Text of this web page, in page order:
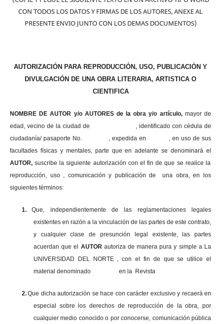
CON TODOS LOS DATOS Y FIRMAS DE LOS AUTORES, ANEXE AL
PRESENTE ENVIO JUNTO CON LOS DEMAS DOCUMENTOS)
AUTORIZACIÓN PARA REPRODUCCIÓN, USO, PUBLICACIÓN Y
DIVULGACIÓN DE UNA OBRA LITERARIA, ARTISTICA O
CIENTIFICA
NOMBRE DE AUTOR y/o AUTORES de la obra y/o artículo, mayor de
edad, vecino de la ciudad de , identificado con cédula de
ciudadanía/ pasaporte No. , expedida en , en uso de sus
facultades físicas y mentales, parte que en adelante se denominará el
AUTOR,suscribe la siguiente autorización con el fin de que se realice la
reproducción, uso , comunicación y publicación de una obra, en los
siguientes términos:
1.
Que, independientemente de las reglamentaciones legales
existentes en razón a la vinculación de las partes de este contrato,
y cualquier clase de presunción legal existente, las partes
acuerdan que el AUTOR autoriza de manera pura y simple a La
UNIVERSIDAD DEL NORTE , con el fin de que se utilice el
material denominado en la Revista
2.Que dicha autorización se hace con carácter exclusivo y recaerá en
especial sobre los derechos de reproducción de la obra, por
cualquier medio conocido o por conocerse, comunicación pública